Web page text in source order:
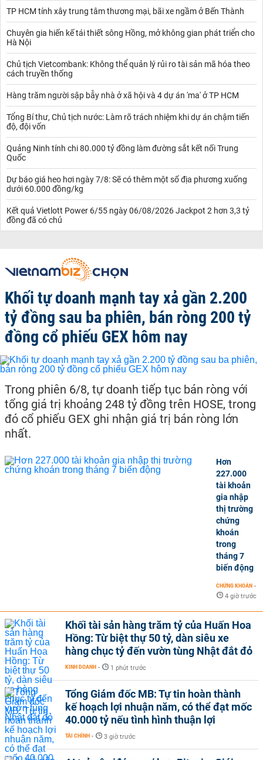
TP HCM tính xây trung tâm thương mại, bãi xe ngầm ở Bến Thành
Chuyên gia hiến kế tái thiết sông Hồng, mở không gian phát triển cho
Hà Nội
Chủ tịch Vietcombank: Không thể quản lý rủi ro tài sản mã hóa theo
cách truyền thống
Hàng trăm người sập bẫy nhà ở xã hội và 4 dự án 'ma' ở TP HCM
Tổng Bí thư, Chủ tịch nước: Làm rõ trách nhiệm khi dự án chậm tiến
độ, đội vốn
Quảng Ninh tính chi 80.000 tỷ đồng làm đường sắt kết nối Trung
Quốc
Dự báo giá heo hơi ngày 7/8: Sẽ có thêm một số địa phương xuống
dưới 60.000 đồng/kg
Kết quả Vietlott Power 6/55 ngày 06/08/2026 Jackpot 2 hơn 3,3 tỷ
đồng đã có chủ
Khối tự doanh mạnh tay xả gần 2.200
tỷ đồng sau ba phiên, bán ròng 200 tỷ
đồng cổ phiếu GEX hôm nay
Trong phiên 6/8, tự doanh tiếp tục bán ròng với
tổng giá trị khoảng 248 tỷ đồng trên HOSE, trong
đó cổ phiếu GEX ghi nhận giá trị bán ròng lớn
nhất.
Hơn
227.000
tài khoản
gia nhập
thị trường
chứng
khoán
trong
tháng 7
biến động
CHỨNG KHOÁN -
4 giờ trước
Khối tài sản hàng trăm tỷ của Huấn Hoa
Hồng: Từ biệt thự 50 tỷ, dàn siêu xe
hàng chục tỷ đến vườn tùng Nhật đắt đỏ
KINH DOANH - 1 phút trước
Tổng Giám đốc MB: Tự tin hoàn thành
kế hoạch lợi nhuận năm, có thể đạt mốc
40.000 tỷ nếu tình hình thuận lợi
TÀI CHÍNH - 3 giờ trước